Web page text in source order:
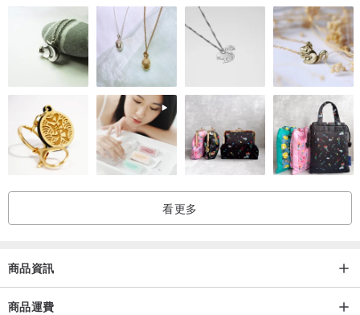
私訊提交表格 > 稿件確認(約5天) > 付款 > 製作(約10天) > 寄出客製
PM submitting the order form > Draft preparation within 5 days >
Payment > Production (10days) > Shipping
▲訂購表格Order Form▲
1.想做的字/圖:
2.字/圖顏色: 藍/綠/粉紅/紅/黃/白
看更多
商品資訊
商品運費